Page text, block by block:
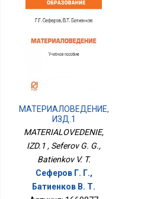
МАТЕРИАЛОВЕДЕНИЕ,
ИЗД.1
MATERIALOVEDENIE,
IZD.1 , Seferov G. G.,
Batienkov V. T.
Сеферов Г. Г.,
Батиенков В. Т.